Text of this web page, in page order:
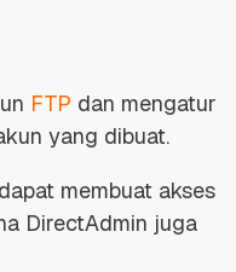
FTP dan mengatur
yang dibuat.
membuat akses
DirectAdmin juga